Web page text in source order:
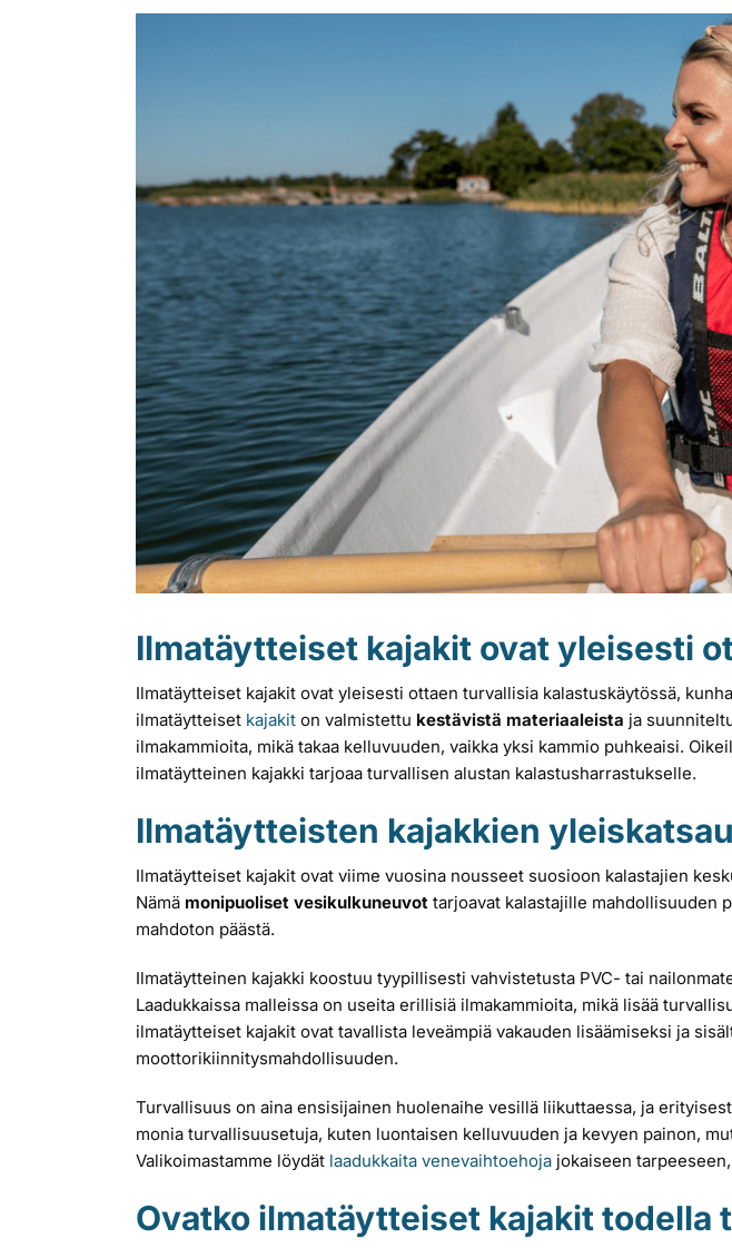
Ilmatäytteiset kajakit ovat yleisesti
Ilmatäytteiset kajakit ovat yleisesti ottaen turvallisia kalastuskäytössä,
ilmatäytteiset kajakit on valmistettu kestävistä materiaaleista ja
ilmakammioita, mikä takaa kelluvuuden, vaikka yksi kammio puhkeaisi.
ilmatäytteinen kajakki tarjoaa turvallisen alustan kalastusharrastukselle.
Ilmatäytteisten kajakkien
Ilmatäytteiset kajakit ovat viime vuosina nousseet suosioon kalastajien
Nämä monipuoliset vesikulkuneuvot tarjoavat kalastajille mahdollisuuden
mahdoton päästä.
Ilmatäytteinen kajakki koostuu tyypillisesti vahvistetusta PVC- tai
Laadukkaissa malleissa on useita erillisiä ilmakammioita, mikä lisää
ilmatäytteiset kajakit ovat tavallista leveämpiä vakauden lisäämiseksi ja
moottorikiinnitysmahdollisuuden.
Turvallisuus on aina ensisijainen huolenaihe vesillä liikuttaessa, ja
monia turvallisuusetuja, kuten luontaisen kelluvuuden ja kevyen painon,
Valikoimastamme löydät laadukkaita venevaihtoehoja jokaiseen
Ovatko ilmatäytteiset kajakit todella